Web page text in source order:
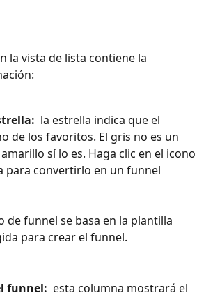
la vista de lista contiene la
la estrella indica que el
de los favoritos. El gris no es un
sí lo es. Haga clic en el icono
para convertirlo en un funnel
de funnel se basa en la plantilla
para crear el funnel.
funnel: esta columna mostrará el